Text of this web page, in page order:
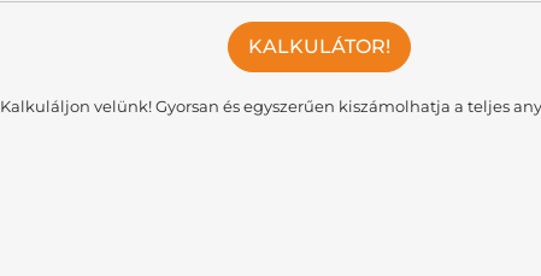
KALKULÁTOR!
Kalkuláljon velünk! Gyorsan és egyszerűen kiszámolhatja a teljes